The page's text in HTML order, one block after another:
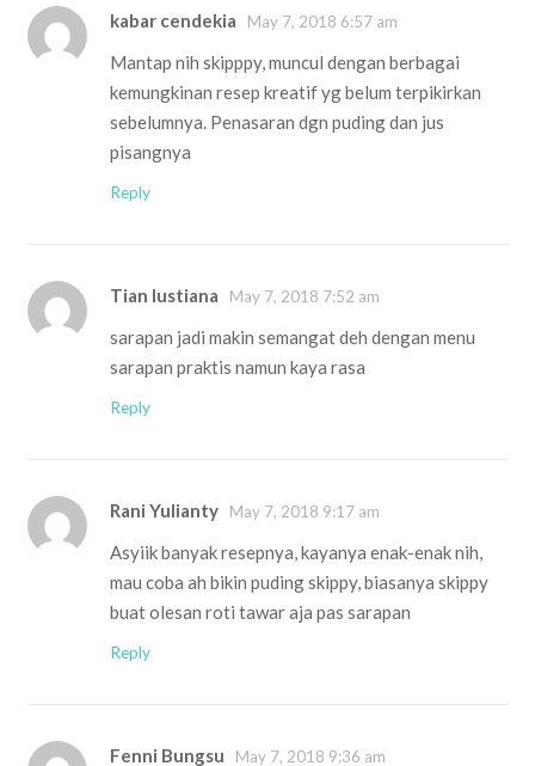
kabar cendekia May 7, 2018 6:57 am
Mantap nih skipppy, muncul dengan berbagai
kemungkinan resep kreatif yg belum terpikirkan
sebelumnya. Penasaran dgn puding dan jus
pisangnya
Reply
Tian lustiana May 7, 2018 7:52 am
sarapan jadi makin semangat deh dengan menu
sarapan praktis namun kaya rasa
Reply
Rani Yulianty May 7, 2018 9:17 am
Asyiik banyak resepnya, kayanya enak-enak nih,
mau coba ah bikin puding skippy, biasanya skippy
buat olesan roti tawar aja pas sarapan
Reply
Fenni Bungsu May 7, 2018 9:36 am